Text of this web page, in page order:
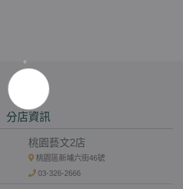
分店資訊
桃園藝文2店
桃園區新埔六街46號
03-326-2666